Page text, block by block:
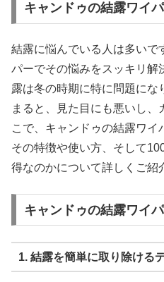
キャンドゥの結露ワイ
結露に悩んでいる人は多いで
パーでその悩みをスッキリ解
露は冬の時期に特に問題にな
まると、見た目にも悪いし
こで、キャンドゥの結露ワイ
その特徴や使い方、そして
得なのかについて詳しくご紹
キャンドゥの結露ワイ
1. 結露を簡単に取り除ける